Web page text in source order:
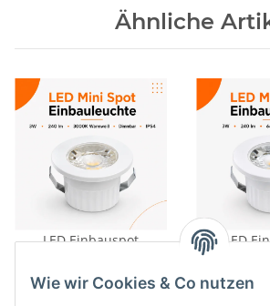
Wie wir Cookies & Co nutzen
Ähnliche
LED Einbauspot
IP54 rund
Preise nach Anmeldung
LED
Minispot
weiß/
Preise